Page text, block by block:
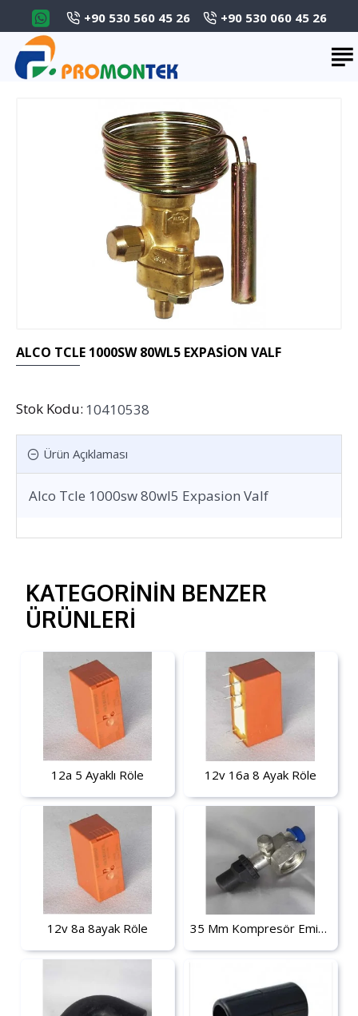
+90 530 560 45 26 +90 530 060 45 26
ALCO TCLE 1000SW 80WL5 EXPASION VALF
Stok Kodu: 10410538
Ürün Açıklaması
Alco Tcle 1000sw 80wl5 Expasion Valf
KATEGORININ BENZER
ÜRÜNLERI
12a 5 Ayaklı Röle 12v 16a 8 Ayak Röle
12v 8a 8ayak Röle 35 Mm Kompresör Emiş Vanası